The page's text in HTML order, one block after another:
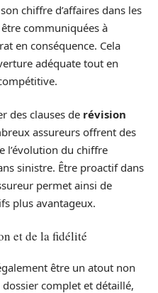
chiffre d’affaires dans les
communiquées à
en conséquence. Cela
adéquate tout en
des clauses de révision
assureurs offrent des
l’évolution du chiffre
sinistre. Être proactif dans
permet ainsi de
plus avantageux.
et de la fidélité
être un atout non
complet et détaillé,